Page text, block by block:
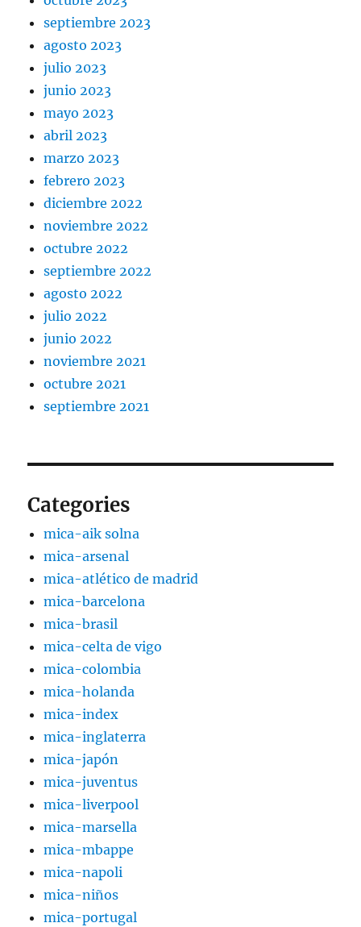
septiembre 2023
agosto 2023
julio 2023
junio 2023
mayo 2023
abril 2023
marzo 2023
febrero 2023
diciembre 2022
noviembre 2022
octubre 2022
septiembre 2022
agosto 2022
julio 2022
junio 2022
noviembre 2021
octubre 2021
septiembre 2021
Categories
mica-aik solna
mica-arsenal
mica-atlético de madrid
mica-barcelona
mica-brasil
mica-celta de vigo
mica-colombia
mica-holanda
mica-index
mica-inglaterra
mica-japón
mica-juventus
mica-liverpool
mica-marsella
mica-mbappe
mica-napoli
mica-niños
mica-portugal